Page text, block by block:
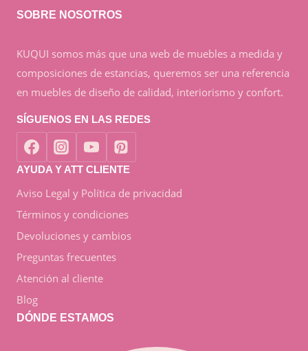
SOBRE NOSOTROS
KUQUI somos más que una web de muebles a medida y
composiciones de estancias, queremos ser una referencia
en muebles de diseño de calidad, interiorismo y confort.
SÍGUENOS EN LAS REDES
AYUDA Y ATT CLIENTE
Aviso Legal y Política de privacidad
Términos y condiciones
Devoluciones y cambios
Preguntas frecuentes
Atención al cliente
Blog
DÓNDE ESTAMOS